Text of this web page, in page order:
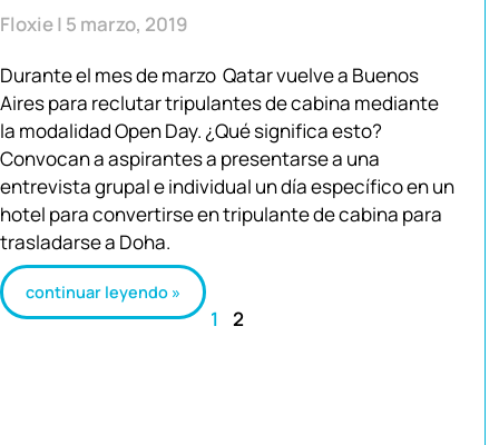
Floxie 5 marzo, 2019
Durante el mes de marzo Qatar vuelve a Buenos
Aires para reclutar tripulantes de cabina mediante
la modalidad Open Day. ¿Qué significa esto?
Convocan a aspirantes a presentarse a una
entrevista grupal e individual un día específico en un
hotel para convertirse en tripulante de cabina para
trasladarse a Doha.
continuar leyendo »
1 2